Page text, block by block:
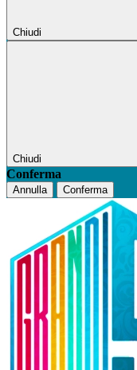
Chiudi
Chiudi
Conferma
Annulla Conferma